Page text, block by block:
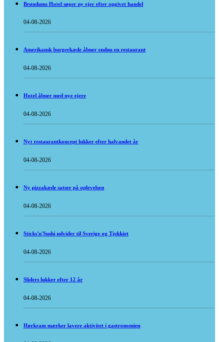
Brøndums Hotel søger ny ejer efter opgivet handel
04-08-2026
Amerikansk burgerkæde åbner endnu en restaurant
04-08-2026
Hotel åbner med nye ejere
04-08-2026
Nyt restaurantkoncept lukker efter halvandet år
04-08-2026
Ny pizzakæde satser på oplevelsen
04-08-2026
Sticks'n'Sushi udvider til Sverige og Tjekkiet
04-08-2026
Sliders lukker efter 12 år
04-08-2026
Hørkram mærker lavere aktivitet i gastronomien